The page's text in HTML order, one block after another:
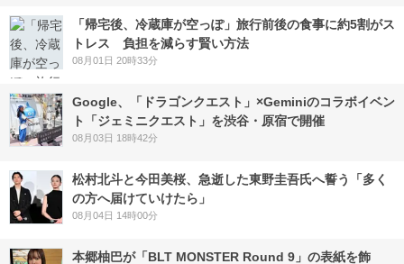
「帰宅後、冷蔵庫が空っぽ」旅行前後の食事に約5割がス
トレス 負担を減らす賢い方法
08月01日 20時33分
Google、「ドラゴンクエスト」×Geminiのコラボイベン
ト「ジェミニクエスト」を渋谷・原宿で開催
08月03日 18時42分
松村北斗と今田美桜、急逝した東野圭吾氏へ誓う「多く
の方へ届けていけたら」
08月04日 14時00分
本郷柚巴が「BLT MONSTER Round 9」の表紙を飾